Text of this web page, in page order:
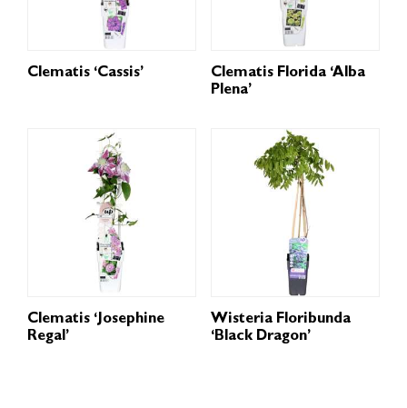
Clematis ‘Cassis’
Clematis Florida ‘Alba
Plena’
Clematis ‘Josephine
Regal’
Wisteria Floribunda
‘Black Dragon’